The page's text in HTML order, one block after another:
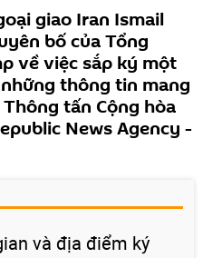
giao Iran Ismail
bố của Tổng
về việc sắp ký một
thông tin mang
tấn Cộng hòa
News Agency -
và địa điểm ký